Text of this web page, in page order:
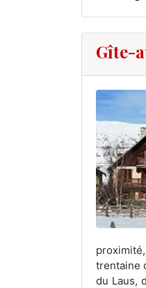
Gîte-
trentaine
du Laus,